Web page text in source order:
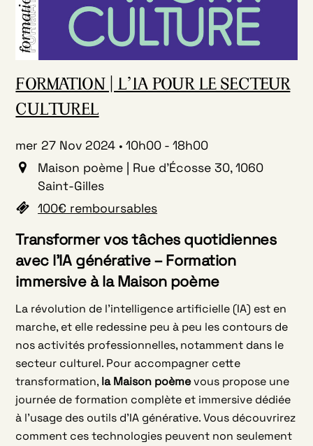
FORMATION | L’IA POUR LE SECTEUR
CULTUREL
mer 27 Nov 2024 10h00 -18h00
Maison poème | Rue d'Écosse 30, 1060
Saint-Gilles
100€ remboursables
Transformer vos tâches quotidiennes
avec l’IA générative – Formation
immersive à la Maison poème
La révolution de l’intelligence artificielle (IA) est en
marche, et elle redessine peu à peu les contours de
nos activités professionnelles, notamment dans le
secteur culturel. Pour accompagner cette
transformation, la Maison poèmevous propose une
journée de formation complète et immersive dédiée
à l’usage des outils d’IA générative. Vous découvrirez
comment ces technologies peuvent non seulement